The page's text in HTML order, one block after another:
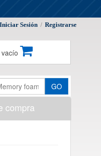
Iniciar Sesión / Registrarse
GO
compra